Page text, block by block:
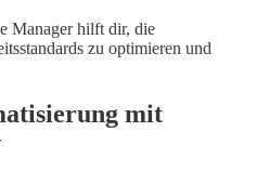
Manager hilft dir, die
zu optimieren und
mit